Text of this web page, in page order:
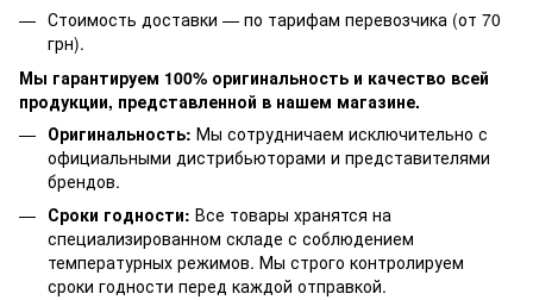
Стоимость доставки — по тарифам перевозчика (от 70
грн).
Мы гарантируем 100% оригинальность и качество всей
продукции, представленной в нашем магазине.
Оригинальность: Мы сотрудничаем исключительно с
официальными дистрибьюторами и представителями
брендов.
Сроки годности: Все товары хранятся на
специализированном складе с соблюдением
температурных режимов. Мы строго контролируем
сроки годности перед каждой отправкой.